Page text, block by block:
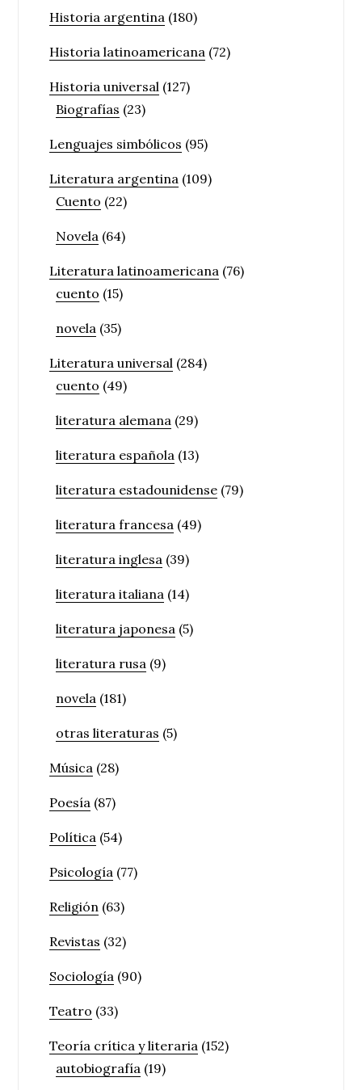
Historia argentina (180)
Historia latinoamericana (72)
Historia universal (127)
Biografías (23)
Lenguajes simbólicos (95)
Literatura argentina (109)
Cuento (22)
Novela (64)
Literatura latinoamericana (76)
cuento (15)
novela (35)
Literatura universal (284)
cuento (49)
literatura alemana (29)
literatura española (13)
literatura estadounidense (79)
literatura francesa (49)
literatura inglesa (39)
literatura italiana (14)
literatura japonesa (5)
literatura rusa (9)
novela (181)
otras literaturas (5)
Música (28)
Poesía (87)
Política (54)
Psicología (77)
Religión (63)
Revistas (32)
Sociología (90)
Teatro (33)
Teoría crítica y literaria (152)
autobiografía (19)